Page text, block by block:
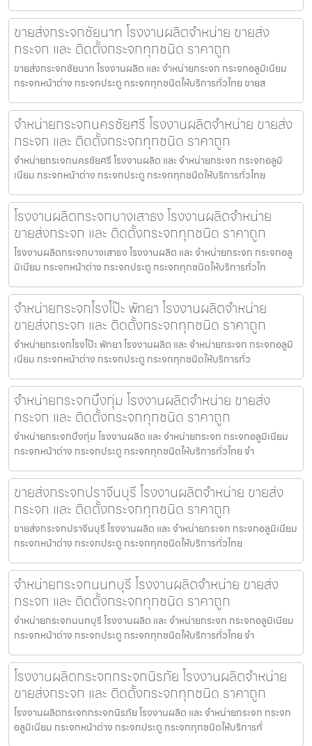
ขายส่งกระจกชัยนาท โรงงานผลิตจำหน่าย ขายส่ง
กระจก และ ติดตั้งกระจกทุกชนิด ราคาถูก
ขายส่งกระจกชัยนาท โรงงานผลิต และ จำหน่ายกระจก กระจกอลูมิเนียม
กระจกหน้าต่าง กระจกประตู กระจกทุกชนิดให้บริการทั่วไทย ขายส
จำหน่ายกระจกนครชัยศรี โรงงานผลิตจำหน่าย ขายส่ง
กระจก และ ติดตั้งกระจกทุกชนิด ราคาถูก
จำหน่ายกระจกนครชัยศรี โรงงานผลิต และ จำหน่ายกระจก กระจกอลูมิ
เนียม กระจกหน้าต่าง กระจกประตู กระจกทุกชนิดให้บริการทั่วไทย
โรงงานผลิตกระจกบางเสาธง โรงงานผลิตจำหน่าย
ขายส่งกระจก และ ติดตั้งกระจกทุกชนิด ราคาถูก
โรงงานผลิตกระจกบางเสาธง โรงงานผลิต และ จำหน่ายกระจก กระจกอลู
มิเนียม กระจกหน้าต่าง กระจกประตู กระจกทุกชนิดให้บริการทั่วไท
จำหน่ายกระจกโรงโป๊ะ พัทยา โรงงานผลิตจำหน่าย
ขายส่งกระจก และ ติดตั้งกระจกทุกชนิด ราคาถูก
จำหน่ายกระจกโรงโป๊ะ พัทยา โรงงานผลิต และ จำหน่ายกระจก กระจกอลูมิ
เนียม กระจกหน้าต่าง กระจกประตู กระจกทุกชนิดให้บริการทั่ว
จำหน่ายกระจกบึงกุ่ม โรงงานผลิตจำหน่าย ขายส่ง
กระจก และ ติดตั้งกระจกทุกชนิด ราคาถูก
จำหน่ายกระจกบึงกุ่ม โรงงานผลิต และ จำหน่ายกระจก กระจกอลูมิเนียม
กระจกหน้าต่าง กระจกประตู กระจกทุกชนิดให้บริการทั่วไทย จำ
ขายส่งกระจกปราจีนบุรี โรงงานผลิตจำหน่าย ขายส่ง
กระจก และ ติดตั้งกระจกทุกชนิด ราคาถูก
ขายส่งกระจกปราจีนบุรี โรงงานผลิต และ จำหน่ายกระจก กระจกอลูมิเนียม
กระจกหน้าต่าง กระจกประตู กระจกทุกชนิดให้บริการทั่วไทย
จำหน่ายกระจกนนทบุรี โรงงานผลิตจำหน่าย ขายส่ง
กระจก และ ติดตั้งกระจกทุกชนิด ราคาถูก
จำหน่ายกระจกนนทบุรี โรงงานผลิต และ จำหน่ายกระจก กระจกอลูมิเนียม
กระจกหน้าต่าง กระจกประตู กระจกทุกชนิดให้บริการทั่วไทย จำ
โรงงานผลิตกระจกกระจกนิรภัย โรงงานผลิตจำหน่าย
ขายส่งกระจก และ ติดตั้งกระจกทุกชนิด ราคาถูก
โรงงานผลิตกระจกกระจกนิรภัย โรงงานผลิต และ จำหน่ายกระจก กระจก
อลูมิเนียม กระจกหน้าต่าง กระจกประตู กระจกทุกชนิดให้บริการทั่